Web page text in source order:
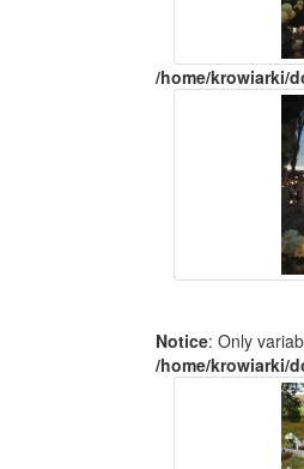
/home/krowiarki/
Notice: Only
/home/krowiarki/